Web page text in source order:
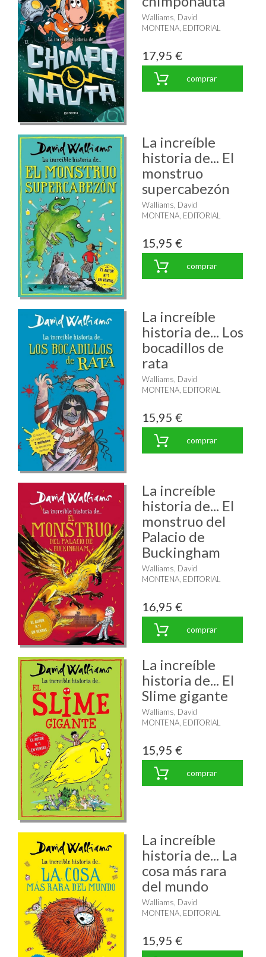
Walliams, David
MONTENA, EDITORIAL
17,95 €
comprar
La increíble
historia de... El
monstruo
supercabezón
Walliams, David
MONTENA, EDITORIAL
15,95 €
comprar
La increíble
historia de... Los
bocadillos de
rata
Walliams, David
MONTENA, EDITORIAL
15,95 €
comprar
La increíble
historia de... El
monstruo del
Palacio de
Buckingham
Walliams, David
MONTENA, EDITORIAL
16,95 €
comprar
La increíble
historia de... El
Slime gigante
Walliams, David
MONTENA, EDITORIAL
15,95 €
comprar
La increíble
historia de... La
cosa más rara
del mundo
Walliams, David
MONTENA, EDITORIAL
15,95 €